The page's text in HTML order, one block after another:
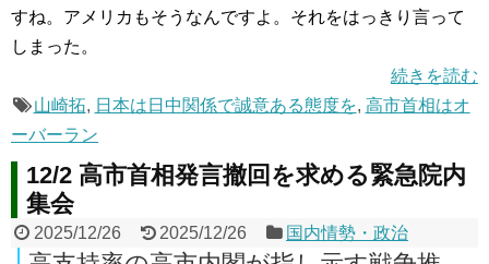
すね。アメリカもそうなんですよ。それをはっきり言って
しまった。
続きを読む
山崎拓, 日本は日中関係で誠意ある態度を, 高市首相はオ
ーバーラン
12/2 高市首相発言撤回を求める緊急院内
集会
2025/12/26 2025/12/26 国内情勢・政治